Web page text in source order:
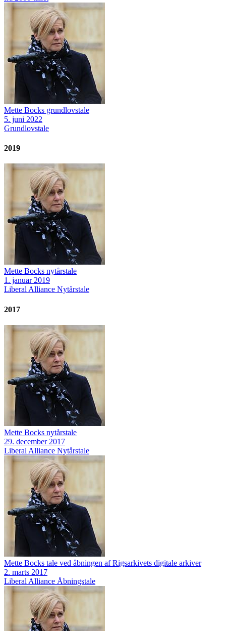
Mette Bocks grundlovstale
5. juni 2022
Grundlovstale
2019
Mette Bocks nytårstale
1. januar 2019
Liberal Alliance Nytårstale
2017
Mette Bocks nytårstale
29. december 2017
Liberal Alliance Nytårstale
Mette Bocks tale ved åbningen af Rigsarkivets digitale arkiver
2. marts 2017
Liberal Alliance Åbningstale